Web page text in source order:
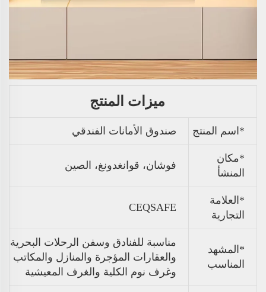
ميزات المنتج
*اسم المنتج صندوق الأمانات الفندقي
*مكان
المنشأ
فوشان، قوانغدونغ، الصين
*العلامة
التجارية
CEQSAFE
*المشهد
المناسب
مناسبة للفنادق وسفن الرحلات البحرية
والعقارات المؤجرة والمنازل والمكاتب
وغرف نوم الكلية والغرف المعيشية